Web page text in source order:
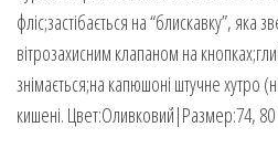
фліс;застібається на “блискавку”, яка
вітрозахисним клапаном на
знімається;на капюшоні штучне хутро
кишені. Цвет:Оливковий|Размер:74, 80